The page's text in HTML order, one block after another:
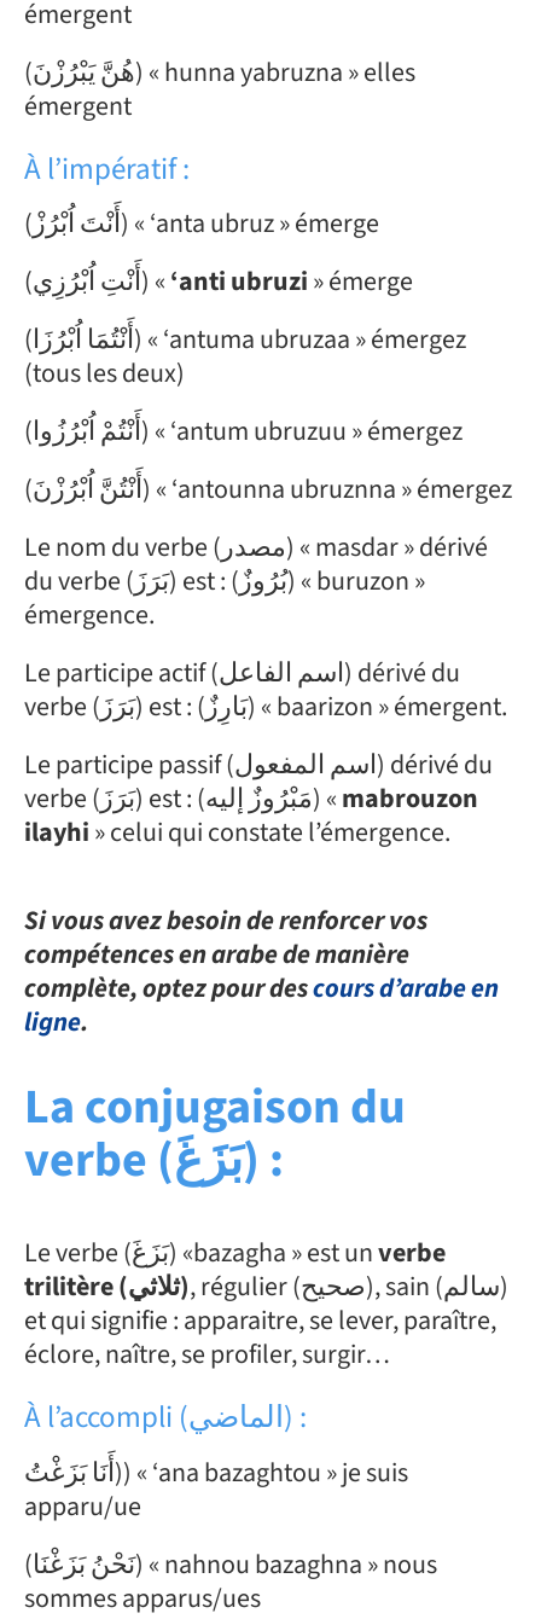
émergent
(هُنَّ يَبْرُزْنَ) « hunna yabruzna » elles
émergent
À l’impératif :
(أَنْتَ اُبْرُزْ) « ‘anta ubruz »émerge
(أَنْتِ اُبْرُزِي) «‘anti ubruzi» émerge
(أَنْتُمَا اُبْرُزَا) « ‘antuma ubruzaa » émergez
(tous les deux)
(أَنْتُمْ اُبْرُزُوا) « ‘antum ubruzuu » émergez
(أَنْتُنَّ اُبْرُزْنَ) « ‘antounna ubruznna » émergez
Le nom du verbe (مصدر) « masdar » dérivé
du verbe (بَرَزَ) est : (بُرُوزٌ) « buruzon »
émergence.
Le participe actif (اسم الفاعل) dérivé du
verbe (بَرَزَ) est : (بَارِزٌ) « baarizon » émergent.
Le participe passif (اسم المفعول) dérivé du
verbe (بَرَزَ) est : (مَبْرُوزٌ إليه) «mabrouzon
ilayhi» celui qui constate l’émergence.
Si vous avez besoin de renforcer vos
compétences en arabe de manière
complète, optez pour descours d’arabe en
ligne.
La conjugaison du
verbe (بَزَغَ) :
Le verbe (بَزَغَ) «bazagha » est unverbe
trilitère (ثلاثي), régulier (صحيح), sain (سالم)
et qui signifie : apparaitre, se lever, paraître,
éclore, naître, se profiler, surgir…
À l’accompli (الماضي) :
أَنَا بَزَغْتُ)) « ‘ana bazaghtou » je suis
apparu/ue
(نَحْنُ بَزَغْنَا) « nahnou bazaghna » nous
sommes apparus/ues